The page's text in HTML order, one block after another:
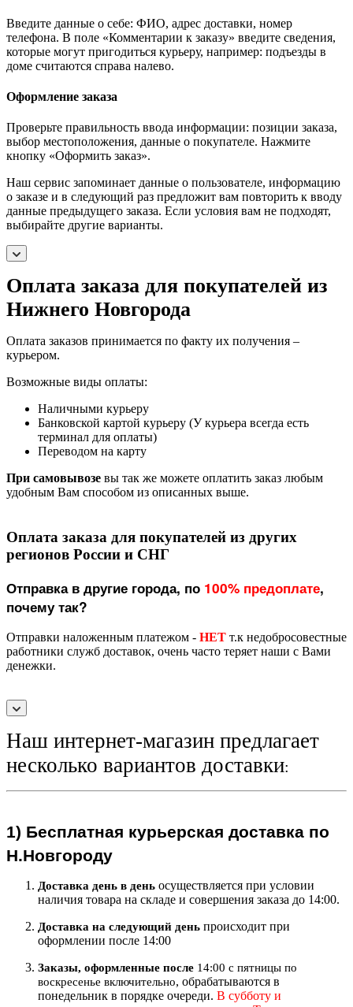
Введите данные о себе: ФИО, адрес доставки, номер
телефона. В поле «Комментарии к заказу» введите сведения,
которые могут пригодиться курьеру, например: подъезды в
доме считаются справа налево.
Оформление заказа
Проверьте правильность ввода информации: позиции заказа,
выбор местоположения, данные о покупателе. Нажмите
кнопку «Оформить заказ».
Наш сервис запоминает данные о пользователе, информацию
о заказе и в следующий раз предложит вам повторить к вводу
данные предыдущего заказа. Если условия вам не подходят,
выбирайте другие варианты.
Оплата заказа для покупателей из
Нижнего Новгорода
Оплата заказов принимается по факту их получения –
курьером.
Возможные виды оплаты:
Наличными курьеру
Банковской картой курьеру (У курьера всегда есть
терминал для оплаты)
Переводом на карту
При самовывозе вы так же можете оплатить заказ любым
удобным Вам способом из описанных выше.
Оплата заказа для покупателей из других
регионов России и СНГ
Отправка в другие города, по 100% предоплате,
почему так?
Отправки наложенным платежом - НЕТ т.к недобросовестные
работники служб доставок, очень часто теряет наши с Вами
денежки.
Наш интернет-магазин предлагает
несколько вариантов доставки:
1) Бесплатная курьерская доставка по
Н.Новгороду
Доставка день в день осуществляется при условии
наличия товара на складе и совершения заказа до 14:00.
Доставка на следующий день происходит при
оформлении после 14:00
Заказы, оформленные после 14:00 с пятницы по
воскресенье включительно, обрабатываются в
понедельник в порядке очереди. В субботу и